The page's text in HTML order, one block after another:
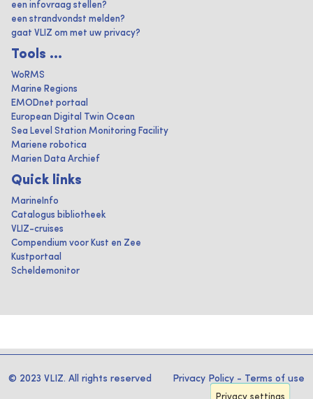
een infovraag stellen?
een strandvondst melden?
gaat VLIZ om met uw privacy?
Tools ...
WoRMS
Marine Regions
EMODnet portaal
European Digital Twin Ocean
Sea Level Station Monitoring Facility
Mariene robotica
Marien Data Archief
Quick links
MarineInfo
Catalogus bibliotheek
VLIZ-cruises
Compendium voor Kust en Zee
Kustportaal
Scheldemonitor
© 2023 VLIZ. All rights reserved Privacy Policy - Terms of use
Privacy settings